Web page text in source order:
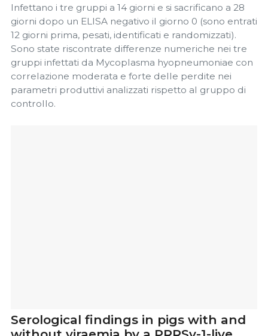
Infettano i tre gruppi a 14 giorni e si sacrificano a 28
giorni dopo un ELISA negativo il giorno 0 (sono entrati
12 giorni prima, pesati, identificati e randomizzati).
Sono state riscontrate differenze numeriche nei tre
gruppi infettati da Mycoplasma hyopneumoniae con
correlazione moderata e forte delle perdite nei
parametri produttivi analizzati rispetto al gruppo di
controllo.
Serological findings in pigs with and